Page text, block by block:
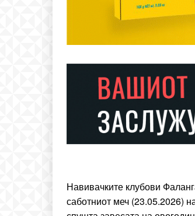
Included
Etiam
Nullam
Donec
Orci
Навивачките клубови
саботниот меч (23.05.2026)